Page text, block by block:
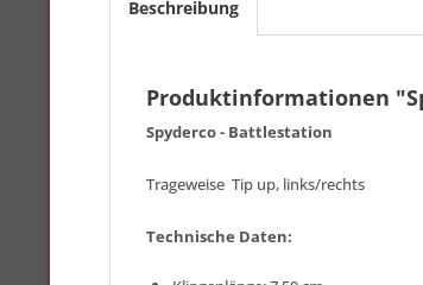
Beschreibung
Produktinformationen
Spyderco - Battlestation
Trageweise Tip up, links/rechts
Technische Daten: